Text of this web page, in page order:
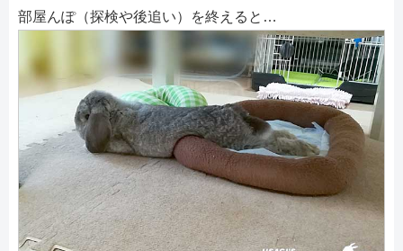
部屋んぽ（探検や後追い）を終えると…